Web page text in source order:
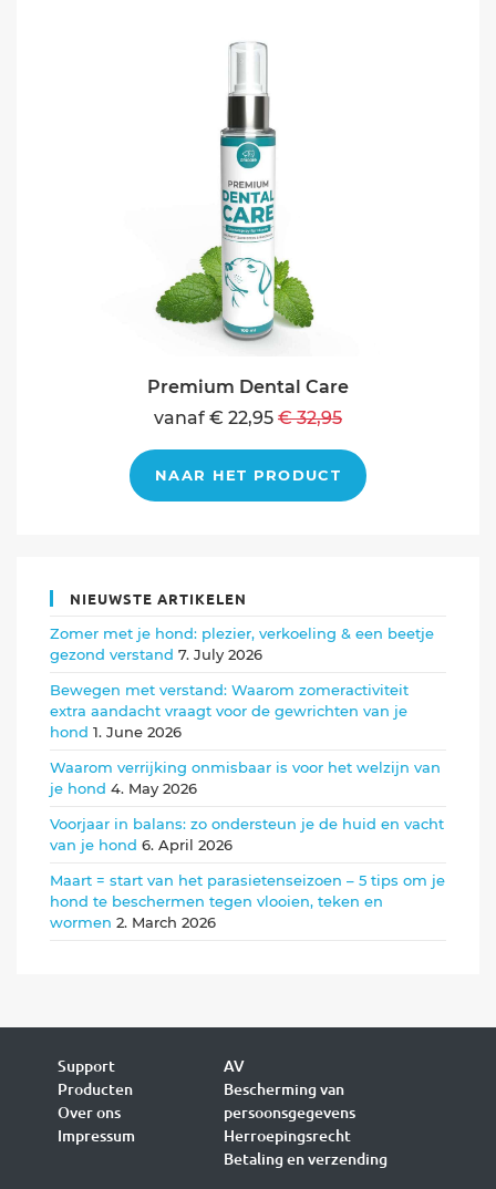
Premium Dental Care
vanaf € 22,95 € 32,95
NAAR HET PRODUCT
NIEUWSTE ARTIKELEN
Zomer met je hond: plezier, verkoeling & een beetje
gezond verstand 7. July 2026
Bewegen met verstand: Waarom zomeractiviteit
extra aandacht vraagt voor de gewrichten van je
hond 1. June 2026
Waarom verrijking onmisbaar is voor het welzijn van
je hond 4. May 2026
Voorjaar in balans: zo ondersteun je de huid en vacht
van je hond 6. April 2026
Maart = start van het parasietenseizoen – 5 tips om je
hond te beschermen tegen vlooien, teken en
wormen 2. March 2026
Support
Producten
Over ons
Impressum
AV
Bescherming van
persoonsgegevens
Herroepingsrecht
Betaling en verzending